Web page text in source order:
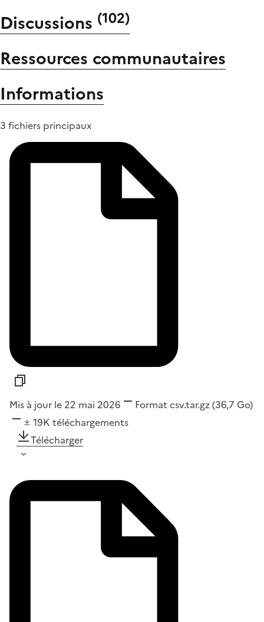
Discussions (102)
Ressources communautaires
Informations
3 fichiers principaux
Mis à jour le 22 mai 2026 Format csv.tar.gz(36,7 Go)
19K téléchargements
Télécharger